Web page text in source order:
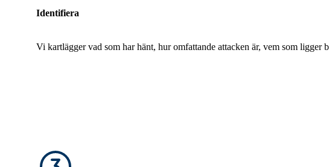
Identifiera
Vi kartlägger vad som har hänt, hur omfattande attacken är, vem som